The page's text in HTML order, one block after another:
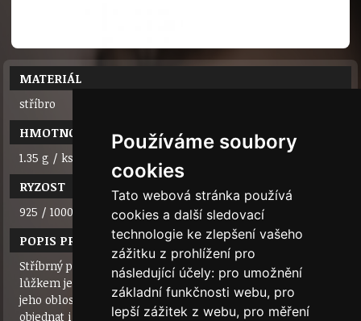
Používáme soubory
cookies
Tato webová stránka používá
cookies a další sledovací
technologie ke zlepšení vašeho
zážitku z prohlížení pro
následující účely: pro umožnění
základní funkčnosti webu, pro
lepší zážitek z webu, pro měření
MATERIÁL
stříbro
HMOTNOST
1.35 g / ks
RYZOST
925 / 1000
POPIS PRODUKTU
Stříbrný prsten s obejmutým kamenem. Průměr kamene i s
lůžkem je 5 mm. Prsten se hodí i na zásnuby. Výhodou je
jeho oblost ze všech stran, takže se dobře nosí. Lze ho
objednat i ve zlatém provedení.